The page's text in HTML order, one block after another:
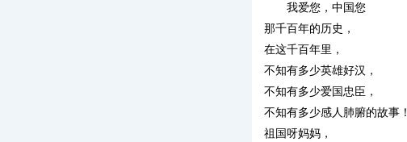
我爱您，中国您
那千百年的历史，
在这千百年里，
不知有多少英雄好汉，
不知有多少爱国忠臣，
不知有多少感人肺腑的故事！
祖国呀妈妈，